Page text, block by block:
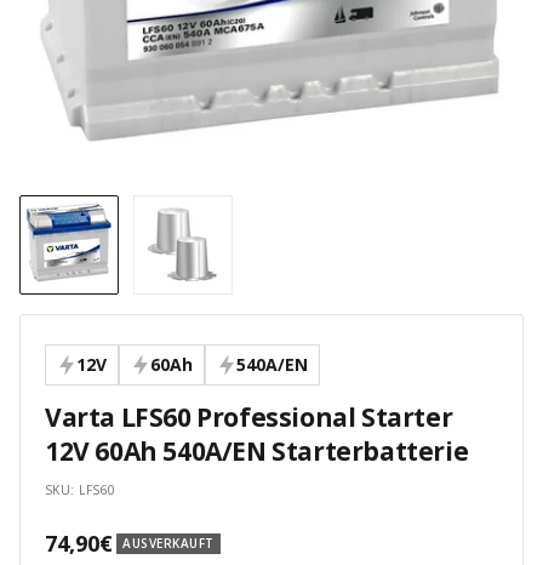
12V 60Ah 540A/EN
Varta LFS60 Professional Starter
12V 60Ah 540A/EN Starterbatterie
SKU: LFS60
Angebotspreis
74,90€ AUSVERKAUFT